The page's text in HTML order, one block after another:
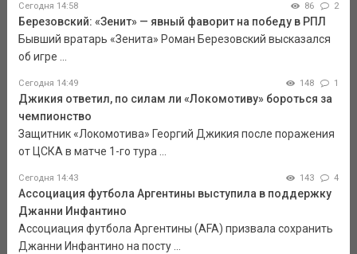
Сегодня 14:58 86 2
Березовский: «Зенит» — явный фаворит на победу в РПЛ
Бывший вратарь «Зенита» Роман Березовский высказался
об игре ...
Сегодня 14:49 148 1
Джикия ответил, по силам ли «Локомотиву» бороться за
чемпионство
Защитник «Локомотива» Георгий Джикия после поражения
от ЦСКА в матче 1-го тура ...
Сегодня 14:43 143 4
Ассоциация футбола Аргентины выступила в поддержку
Джанни Инфантино
Ассоциация футбола Аргентины (AFA) призвала сохранить
Джанни Инфантино на посту ...